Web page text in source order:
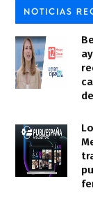
NOTICIAS